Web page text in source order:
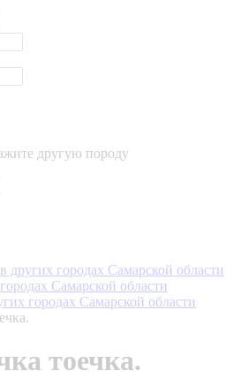
другую породу
городах Самарской области
Самарской области
городах Самарской области
тоечка.